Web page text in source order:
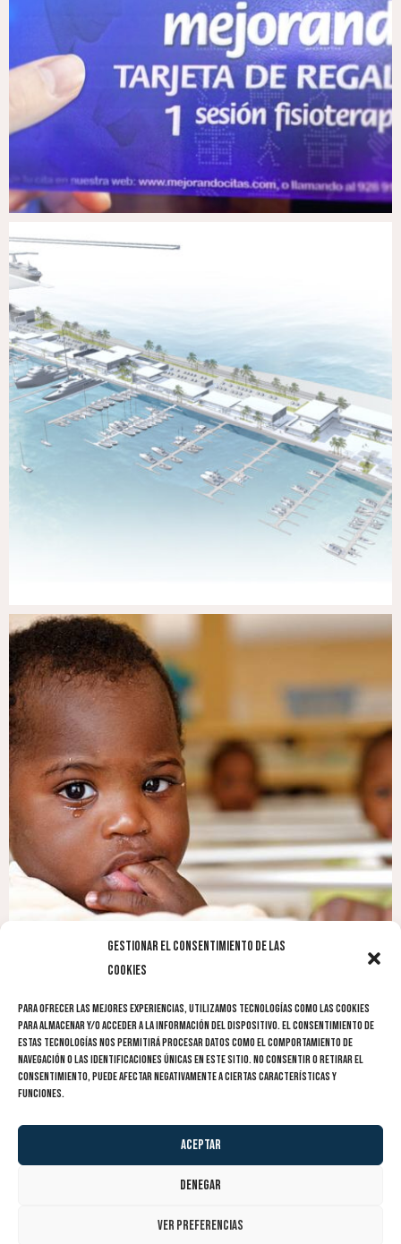
Gestionar el consentimiento de las
cookies
Para ofrecer las mejores experiencias, utilizamos tecnologías como las cookies
para almacenar y/o acceder a la información del dispositivo. El consentimiento de
estas tecnologías nos permitirá procesar datos como el comportamiento de
navegación o las identificaciones únicas en este sitio. No consentir o retirar el
consentimiento, puede afectar negativamente a ciertas características y
funciones.
Aceptar
Denegar
Ver preferencias
ANTERIOR
Érase un vez… el Carnaval
SIGUIENTE
Canarias Orgullosa